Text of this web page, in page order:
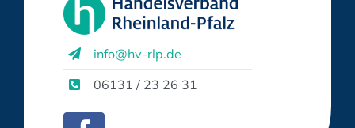
info@hv-rlp.de
06131 / 23 26 31